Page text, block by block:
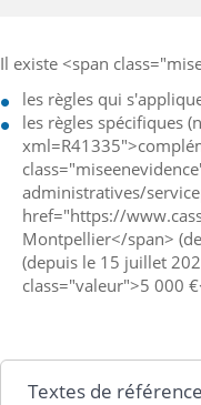
Il existe <span
les règles qui
les règles spécifiques
administratives/
href="https://
Montpellier</span>
(depuis le 15 juillet
class="valeur">5 000
Textes de référence